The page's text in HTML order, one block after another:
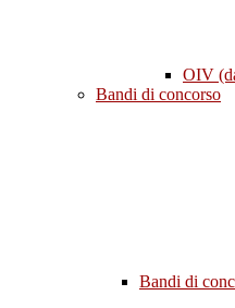
OIV
Bandi di concorso
Bandi di